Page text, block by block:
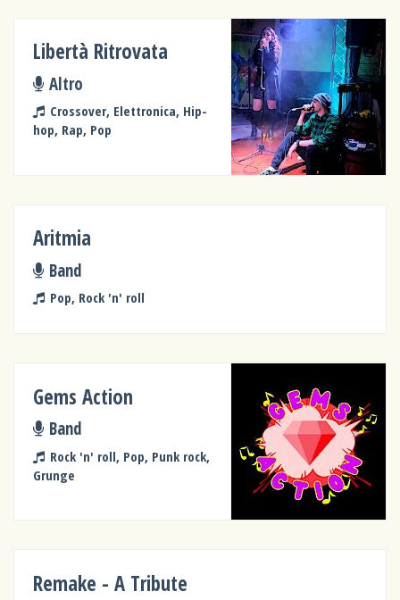
Libertà Ritrovata
Altro
Crossover, Elettronica, Hip-
hop, Rap, Pop
Aritmia
Band
Pop, Rock 'n' roll
Gems Action
Band
Rock 'n' roll, Pop, Punk rock,
Grunge
Remake - A Tribute